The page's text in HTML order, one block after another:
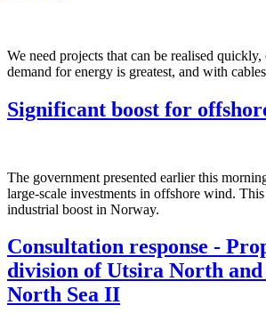
We need projects that can be realised
demand for energy is greatest, and with
Significant boost for
The government presented earlier this
large-scale investments in offshore wind.
industrial boost in Norway.
Consultation response -
division of Utsira North
North Sea II